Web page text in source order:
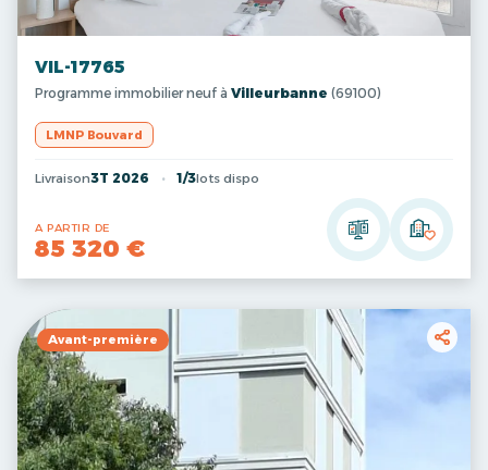
VIL-17765
Programme immobilier neuf à Villeurbanne (69100)
LMNP Bouvard
Livraison3T 2026 1/3lots dispo
A PARTIR DE
85 320 €
Avant-première